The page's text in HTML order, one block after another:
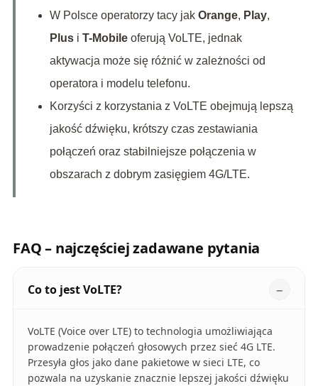
W Polsce operatorzy tacy jak Orange, Play,
Plusi T-Mobileoferują VoLTE, jednak
aktywacja może się różnić w zależności od
operatora i modelu telefonu.
Korzyści z korzystania z VoLTE obejmują lepszą
jakość dźwięku, krótszy czas zestawiania
połączeń oraz stabilniejsze połączenia w
obszarach z dobrym zasięgiem 4G/LTE.
FAQ – najczęściej zadawane pytania
Co to jest VoLTE?
VoLTE (Voice over LTE) to technologia umożliwiająca
prowadzenie połączeń głosowych przez sieć 4G LTE.
Przesyła głos jako dane pakietowe w sieci LTE, co
pozwala na uzyskanie znacznie lepszej jakości dźwięku